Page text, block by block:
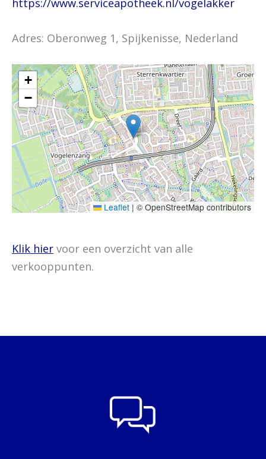
https://www.serviceapotheek.nl/vogelakker
Adres: Oberonweg 1, Spijkenisse, Nederland
+
−
Leaflet | © OpenStreetMap contributors
Klik hier voor een overzicht van alle
verkooppunten.